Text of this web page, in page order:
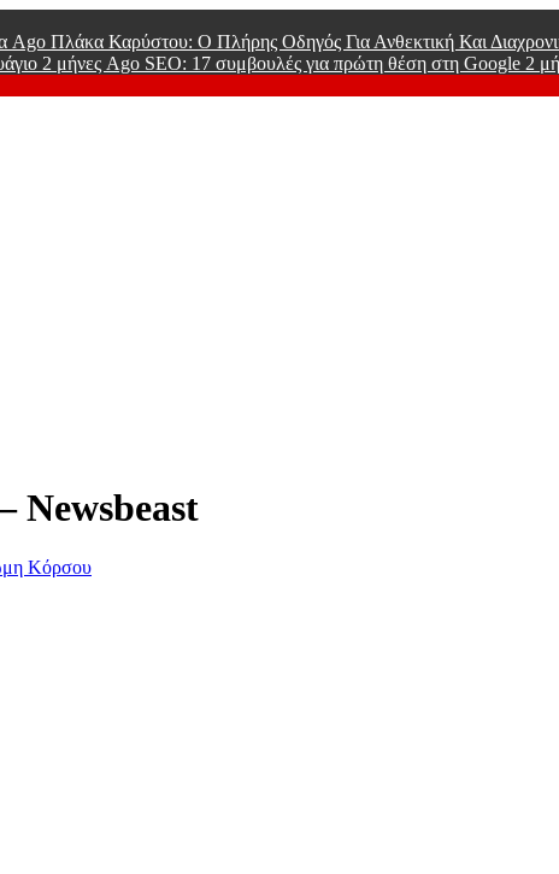
Ago Πλάκα Καρύστου: Ο Πλήρης Οδηγός Για Ανθεκτική Και
2 μήνες Ago SEO: 17 συμβουλές για πρώτη θέση στη Google 2
Newsbeast
Κόρσου